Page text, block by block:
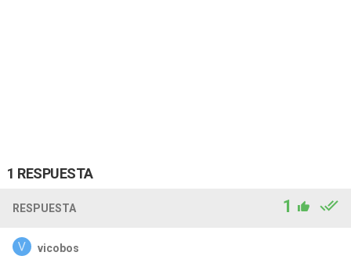
1 RESPUESTA
RESPUESTA 1
vicobos